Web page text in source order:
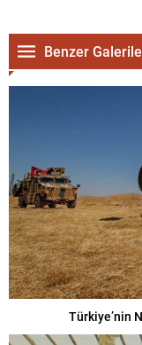
Benzer
Türkiye’nin